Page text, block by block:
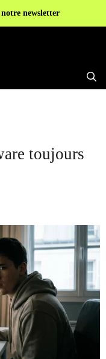
notre newsletter
toujours